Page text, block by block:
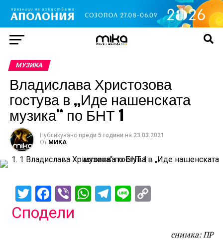
МУЗИКА
Владислава Христозова
гостува в „Иде нашенската
музика“ по БНТ 1
Публикувано преди 5 години на 23.03.2021
От МИКА
TwitterFacebook
ViberWhatsApp
Telegram
Line
Сподели
снимка: ПР